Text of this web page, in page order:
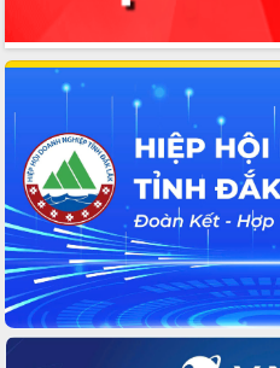
Đắk Lắk nâng cao hiệu quả công tác
Đảng từ Sổ tay đảng viên điện tử
Đắk Lắk đẩy mạnh nuôi biển công
nghệ, hướng tới phát triển thủy sản
Tập huấn nâng cao năng lực triển khai
chuyển đổi số cho cán bộ, công chức
cấp xã
Đắk Lắk phát động hưởng ứng Ngày
Quyền của người tiêu dùng Việt Nam
2026
Đẩy mạnh cải cách hành chính, quyết
tâm đạt được mục tiêu tăng trưởng